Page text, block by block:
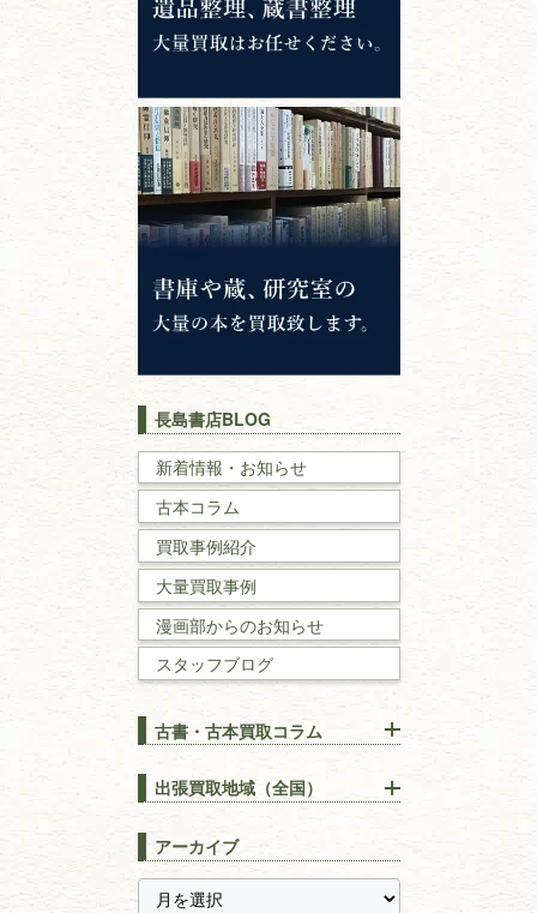
哲学書・思想書
心理学・倫理学
仏教書
神道・神社仏閣
イスラム教
キリスト教
日本史
戦記・戦史
国文学・
理工書
数学書・物理学書
建築書
漢方・鍼灸・東洋医学
易学・占い
スピリチュアル・
全集・
長島書店BLOG
新着情報・お知らせ
古本コラム
買取事例紹介
大量買取事例
漫画部からのお知らせ
スタッフブログ
古書・古本買取コラム
【出張買取】古本の大量買取
りOK！効率的に売る方法
宅配買取は古本を送るだけ！
長島書店の便利な買取サービ
ス
【持ち込み買取】店頭で簡単
に古本を売るメリットとは？
出張買取地域（全国）
千葉県
神奈川県
静岡県
アーカイブ